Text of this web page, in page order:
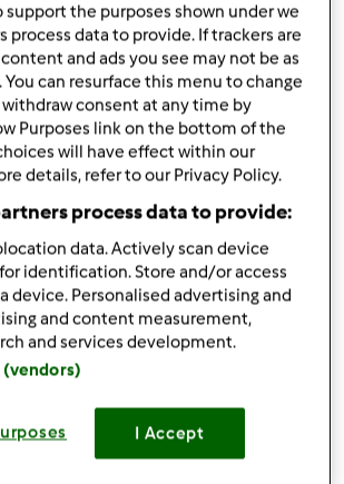
e de 1 limão (só a parte
q.b. para decorar
à lista de compras
the purposes shown under we
process data to provide. If trackers are
and ads you see may not be as
can resurface this menu to change
consent at any time by
Purposes link on the bottom of the
will have effect within our
details, refer to our Privacy Policy.
process data to provide:
data. Actively scan device
identification. Store and/or access
device. Personalised advertising and
and content measurement,
and services development.
(vendors)
I Accept